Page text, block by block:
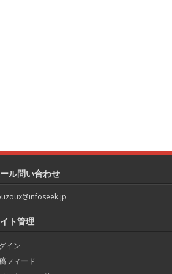
ル問い合わせ
ト管理
イン
フィード